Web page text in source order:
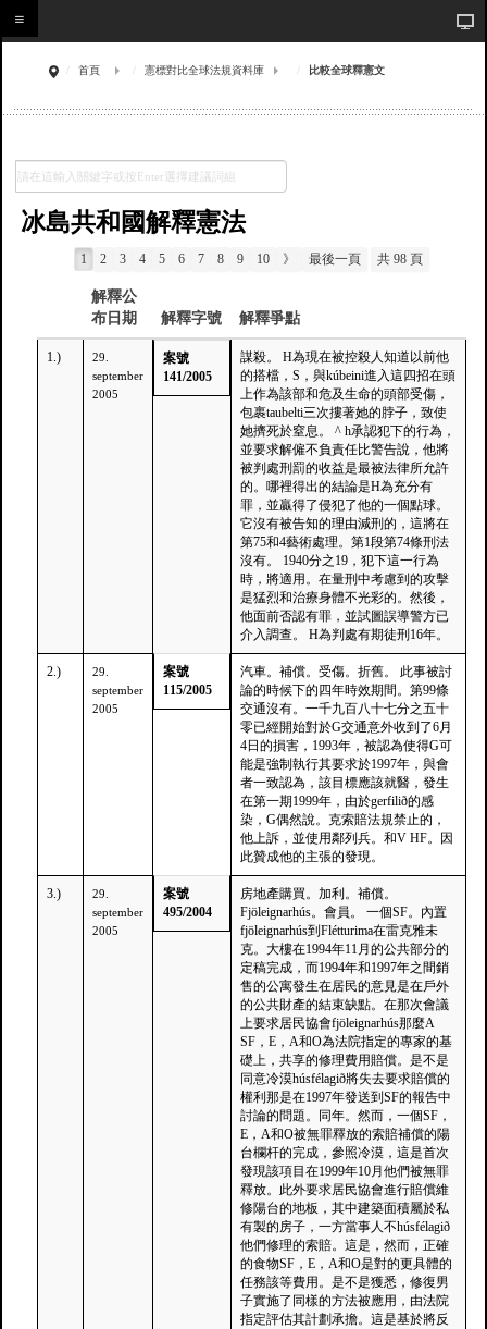
首頁 憲標對比全球法規資料庫 比較全球釋憲文
冰島共和國解釋憲法
1 2 3 4 5 6 7 8 9 10 》 最後一頁 共 98 頁
解釋公
布日期
解釋字號 解釋爭點
1.)
29.
september
2005
案號
141/2005
謀殺。 H為現在被控殺人知道以前他
的搭檔，S，與kúbeini進入這四招在頭
上作為該部和危及生命的頭部受傷，
包裹taubelti三次摟著她的脖子，致使
她擠死於窒息。 ^ h承認犯下的行為，
並要求解僱不負責任比警告說，他將
被判處刑罰的收益是最被法律所允許
的。哪裡得出的結論是H為充分有
罪，並贏得了侵犯了他的一個點球。
它沒有被告知的理由減刑的，這將在
第75和4藝術處理。第1段第74條刑法
沒有。 1940分之19，犯下這一行為
時，將適用。在量刑中考慮到的攻擊
是猛烈和治療身體不光彩的。然後，
他面前否認有罪，並試圖誤導警方已
介入調查。 H為判處有期徒刑16年。
2.)
29.
september
2005
案號
115/2005
汽車。補償。受傷。折舊。 此事被討
論的時候下的四年時效期間。第99條
交通沒有。一千九百八十七分之五十
零已經開始對於G交通意外收到了6月
4日的損害，1993年，被認為使得G可
能是強制執行其要求於1997年，與會
者一致認為，該目標應該就醫，發生
在第一期1999年，由於gerfilið的感
染，G偶然說。克索賠法規禁止的，
他上訴，並使用鄰列兵。和V HF。因
此贊成他的主張的發現。
3.)
29.
september
2005
案號
495/2004
房地產購買。加利。補償。
Fjöleignarhús。會員。 一個SF。內置
fjöleignarhús到Flétturima在雷克雅未
克。大樓在1994年11月的公共部分的
定稿完成，而1994年和1997年之間銷
售的公寓發生在居民的意見是在戶外
的公共財產的結束缺點。在那次會議
上要求居民協會fjöleignarhús那麼A
SF，E，A和O為法院指定的專家的基
礎上，共享的修理費用賠償。是不是
同意冷漠húsfélagið將失去要求賠償的
權利那是在1997年發送到SF的報告中
討論的問題。同年。然而，一個SF，
E，A和O被無罪釋放的索賠補償的陽
台欄杆的完成，參照冷漠，這是首次
發現該項目在1999年10月他們被無罪
釋放。此外要求居民協會進行賠償維
修陽台的地板，其中建築面積屬於私
有製的房子，一方當事人不húsfélagið
他們修理的索賠。這是，然而，正確
的食物SF，E，A和O是對的更具體的
任務該等費用。是不是獲悉，修復男
子實施了同樣的方法被應用，由法院
指定評估其計劃承擔。這是基於將反